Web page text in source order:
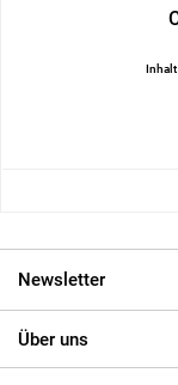
Inhalt
Newsletter
Über uns